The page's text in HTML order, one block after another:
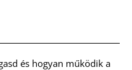
és hogyan működik a